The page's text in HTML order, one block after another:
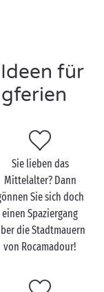
in der Aquitaine
Luxus-Unterkünften
zu profitieren, auf
auch Wohnmobil
abends bietet das
im Wasser an wie
Matches auf den
wird Ihnen die Zeit
der Aquitaine bietet
Windsurfen,
für
Sie lieben das
Mittelalter? Dann
Sie sich doch
einen Spaziergang
die Stadtmauern
von Rocamadour!